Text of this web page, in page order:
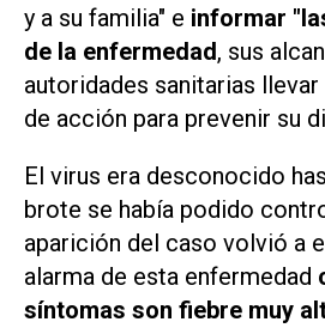
y a su familia" e informar
de la enfermedad, sus
autoridades sanitarias llevar
de acción para prevenir su
El virus era desconocido
brote se había podido
aparición del caso volvió a
alarma de esta enfermedad
síntomas son fiebre muy